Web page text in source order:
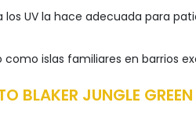
UV la hace adecuada para
islas familiares en barrios
BLAKER JUNGLE